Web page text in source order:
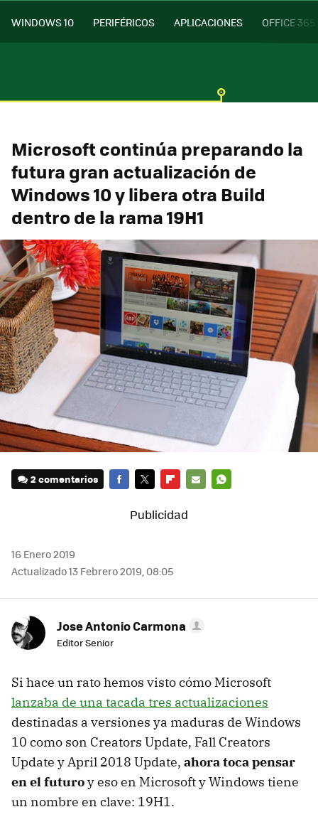
WINDOWS 10 PERIFÉRICOS APLICACIONES OFFICE 365
Microsoft continúa preparando la
futura gran actualización de
Windows 10 y libera otra Build
dentro de la rama 19H1
2 comentarios
MAIL
16 Enero 2019
Actualizado 13 Febrero 2019, 08:05
Jose Antonio Carmona
Editor Senior
Si hace un rato hemos visto cómo Microsoft
lanzaba de una tacada tres actualizaciones
destinadas a versiones ya maduras de Windows
10 como son Creators Update, Fall Creators
Update y April 2018 Update, ahora toca pensar
en el futuroy eso en Microsoft y Windows tiene
un nombre en clave: 19H1.